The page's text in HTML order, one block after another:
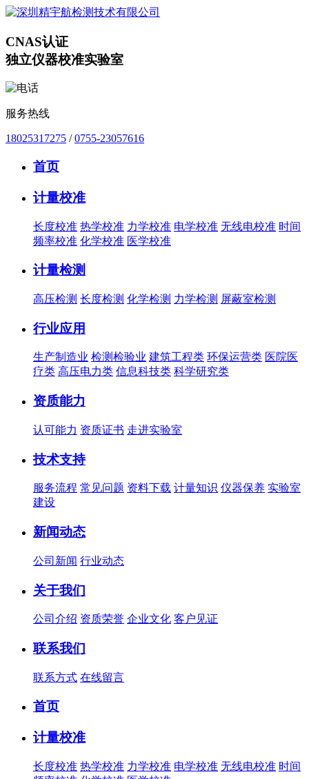
CNAS认证
独立仪器校准实验室
服务热线
18025317275 / 0755-23057616
首页
计量校准
长度校准 热学校准 力学校准 电学校准 无线电校准 时间
频率校准 化学校准 医学校准
计量检测
高压检测 长度检测 化学检测 力学检测 屏蔽室检测
行业应用
生产制造业 检测检验业 建筑工程类 环保运营类 医院医
疗类 高压电力类 信息科技类 科学研究类
资质能力
认可能力 资质证书 走进实验室
技术支持
服务流程 常见问题 资料下载 计量知识 仪器保养 实验室
建设
新闻动态
公司新闻 行业动态
关于我们
公司介绍 资质荣誉 企业文化 客户见证
联系我们
联系方式 在线留言
首页
计量校准
长度校准 热学校准 力学校准 电学校准 无线电校准 时间